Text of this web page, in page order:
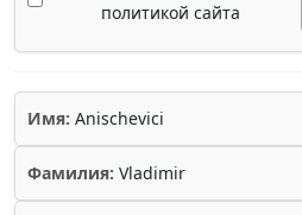
политикой сайта
Имя: Anischevici
Фамилия: Vladimir